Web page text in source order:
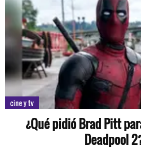
cine y tv
¿Qué pidió Brad Pitt
Deadpool